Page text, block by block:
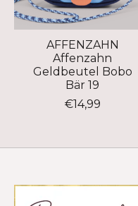
AFFENZAHN
Affenzahn
Geldbeutel Bobo
Bär 19
€14,99